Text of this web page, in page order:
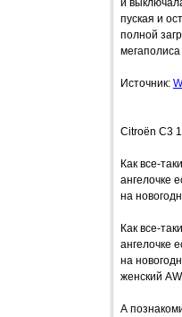
и
пуская и
полной
Источник:
Citroёn C3
Как все-
ангелочке
на
Как все-
ангелочке
на
женский
А